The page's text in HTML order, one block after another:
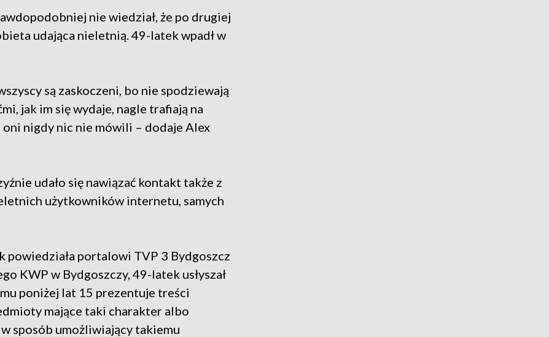
nie wiedział, że po drugiej
udająca nieletnią. 49-latek wpadł w
są zaskoczeni, bo nie spodziewają
jak im się wydaje, nagle trafiają na
nigdy nic nie mówili – dodaje Alex
udało się nawiązać kontakt także z
użytkowników internetu, samych
powiedziała portalowi TVP 3 Bydgoszcz
KWP w Bydgoszczy, 49-latek usłyszał
poniżej lat 15 prezentuje treści
mające taki charakter albo
sposób umożliwiający takiemu